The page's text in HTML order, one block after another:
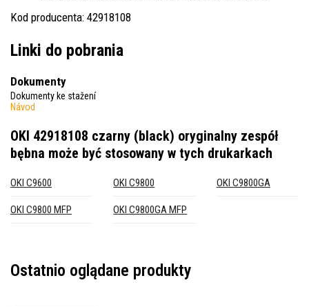
Kod producenta: 42918108
Linki do pobrania
Dokumenty
Dokumenty ke stažení
Návod
OKI 42918108 czarny (black) oryginalny zespół
bębna może być stosowany w tych drukarkach
OKI C9600 OKI C9800 OKI C9800GA
OKI C9800 MFP OKI C9800GA MFP
Ostatnio oglądane produkty